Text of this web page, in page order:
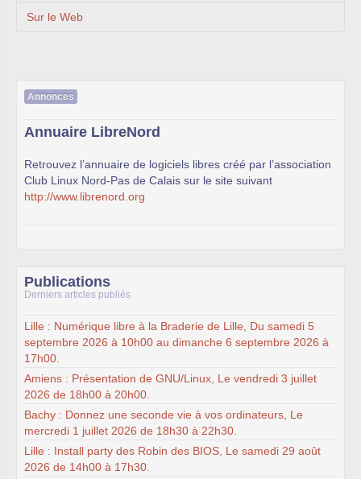
Sur le Web
Annonces
Annuaire LibreNord
Retrouvez l’annuaire de logiciels libres créé par l’association
Club Linux Nord-Pas de Calais sur le site suivant
http://www.librenord.org
Publications
Derniers articles publiés
Lille : Numérique libre à la Braderie de Lille, Du samedi 5
septembre 2026 à 10h00 au dimanche 6 septembre 2026 à
17h00.
Amiens : Présentation de GNU/Linux, Le vendredi 3 juillet
2026 de 18h00 à 20h00.
Bachy : Donnez une seconde vie à vos ordinateurs, Le
mercredi 1 juillet 2026 de 18h30 à 22h30.
Lille : Install party des Robin des BIOS, Le samedi 29 août
2026 de 14h00 à 17h30.